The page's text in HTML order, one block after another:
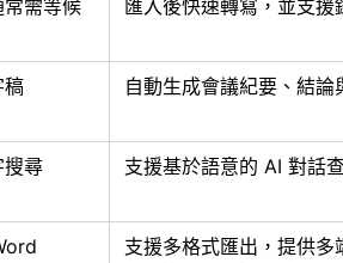
需等候
匯入後快速轉寫，並支援
稿 自動生成會議紀要、結論
搜尋 支援基於語意的 AI 對話
支援多格式匯出，提供多